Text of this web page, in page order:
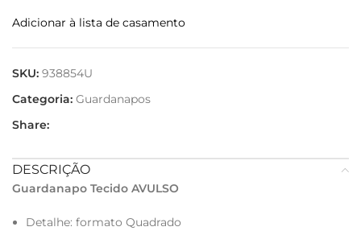
Adicionar à lista de casamento
SKU: 938854U
Categoria: Guardanapos
Share:
DESCRIÇÃO
Guardanapo Tecido AVULSO
Detalhe: formato Quadrado